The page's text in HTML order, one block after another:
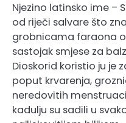
Njezino latinsko ime –
od riječi salvare što
grobnicama faraona
sastojak smjese za
Dioskorid koristio ju je
poput krvarenja,
neredovitih
kadulju su sadili u